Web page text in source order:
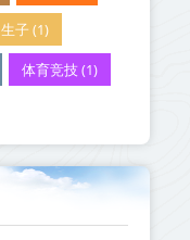
生子 (1)
体育竞技 (1)